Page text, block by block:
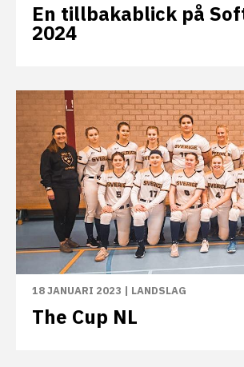
En tillbakablick på
2024
18 JANUARI 2023 | LANDSLAG
The Cup NL